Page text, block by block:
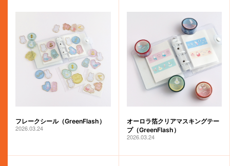
フレークシール（GreenFlash）
2026.03.24
オーロラ箔クリアマスキングテー
プ（GreenFlash）
2026.03.24